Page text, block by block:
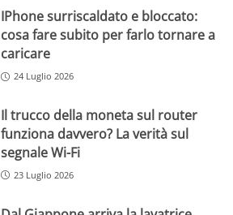
IPhone surriscaldato e bloccato:
cosa fare subito per farlo tornare a
caricare
24 Luglio 2026
Il trucco della moneta sul router
funziona davvero? La verità sul
segnale Wi-Fi
23 Luglio 2026